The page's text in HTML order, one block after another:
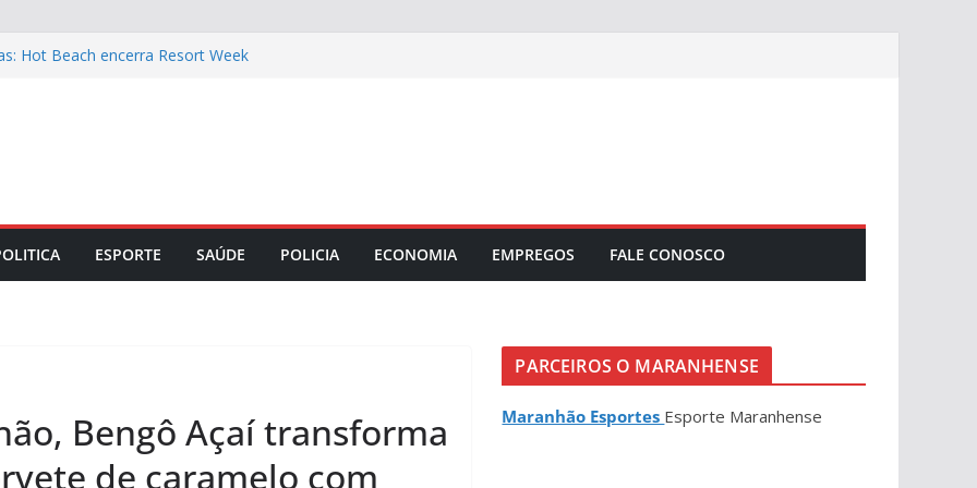
Hot Beach encerra Resort Week
Rib Costelata com batatas rústicas
o Dia dos Pais: Taça de Bolo de
ESPORTE SAÚDE POLICIA ECONOMIA EMPREGOS FALE CONOSCO
Bengô Açaí transforma
de caramelo com
PARCEIROS O MARANHENSE
Maranhão Esportes Esporte Maranhense